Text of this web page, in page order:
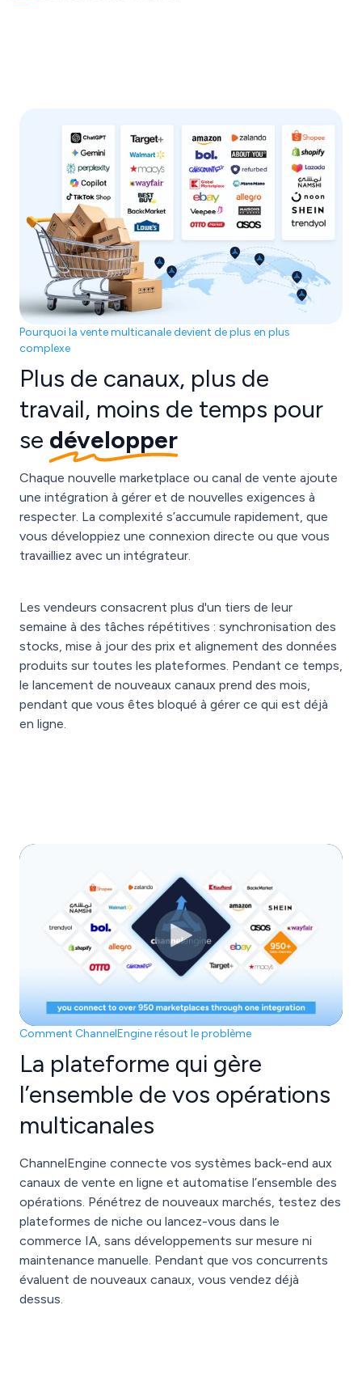
Pourquoi la vente multicanale devient de plus en plus
complexe
Plus de canaux, plus de
travail, moins de temps pour
se développer
Chaque nouvelle marketplace ou canal de vente ajoute
une intégration à gérer et de nouvelles exigences à
respecter. La complexité s’accumule rapidement, que
vous développiez une connexion directe ou que vous
travailliez avec un intégrateur.
Les vendeurs consacrent plus d'un tiers de leur
semaine à des tâches répétitives : synchronisation des
stocks, mise à jour des prix et alignement des données
produits sur toutes les plateformes. Pendant ce temps,
le lancement de nouveaux canaux prend des mois,
pendant que vous êtes bloqué à gérer ce qui est déjà
en ligne.
Comment ChannelEngine résout le problème
La plateforme qui gère
l’ensemble de vos opérations
multicanales
ChannelEngine connecte vos systèmes back-end aux
canaux de vente en ligne et automatise l’ensemble des
opérations. Pénétrez de nouveaux marchés, testez des
plateformes de niche ou lancez-vous dans le
commerce IA, sans développements sur mesure ni
maintenance manuelle. Pendant que vos concurrents
évaluent de nouveaux canaux, vous vendez déjà
dessus.